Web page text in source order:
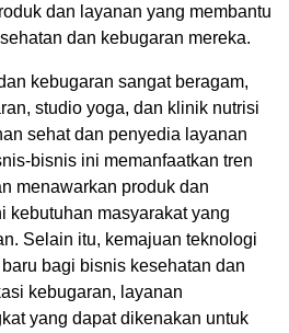
dan layanan yang membantu
dan kebugaran mereka.
kebugaran sangat beragam,
studio yoga, dan klinik nutrisi
sehat dan penyedia layanan
bisnis ini memanfaatkan tren
menawarkan produk dan
kebutuhan masyarakat yang
Selain itu, kemajuan teknologi
bagi bisnis kesehatan dan
kebugaran, layanan
yang dapat dikenakan untuk